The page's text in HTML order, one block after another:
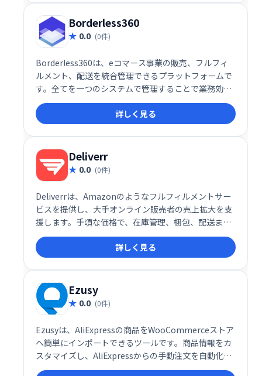
Borderless360
0.0 (0件)
Borderless360は、eコマース事業の販売、フルフィ
ルメント、配送を統合管理できるプラットフォームで
す。全てを一つのシステムで管理することで業務効率
化を実現し、スムーズな運営をサポートします。複雑
な作業を簡素化し、ビジネスの成長を加速させます。
詳しく見る
Deliverr
0.0 (0件)
Deliverrは、Amazonのようなフルフィルメントサー
ビスを提供し、大手オンライン販売者の売上拡大を支
援します。手頃な価格で、在庫管理、梱包、配送まで
を代行。迅速な配送と顧客満足度の向上を実現し、e
コマースビジネスの成長を促進します。
詳しく見る
Ezusy
0.0 (0件)
Ezusyは、AliExpressの商品をWooCommerceストア
へ簡単にインポートできるツールです。商品情報をカ
スタマイズし、AliExpressからの手動注文を自動化す
ることで、効率的なストア運営を実現します。